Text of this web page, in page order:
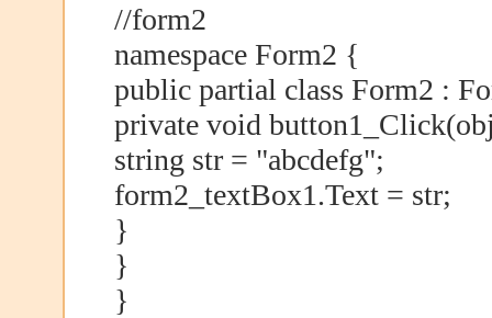
//form2
namespace Form2 {
public partial class Form2 :
private void
string str = "abcdefg";
form2_textBox1.Text = str;
}
}
}